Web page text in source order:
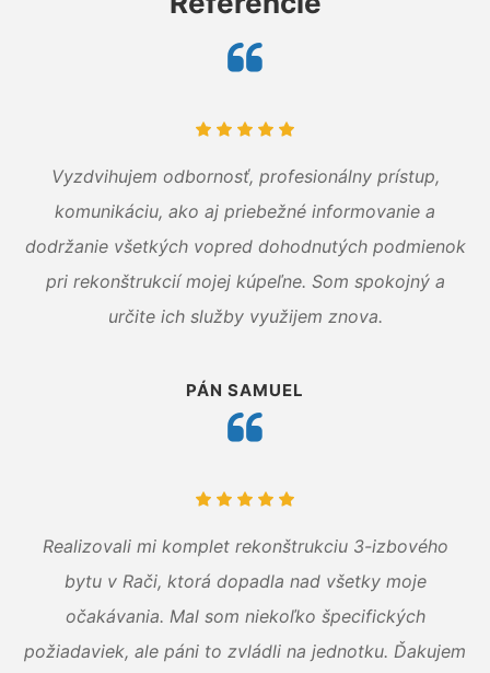
Vyzdvihujem odbornosť, profesionálny prístup,
komunikáciu, ako aj priebežné informovanie a
dodržanie všetkých vopred dohodnutých podmienok
pri rekonštrukcií mojej kúpeľne. Som spokojný a
určite ich služby využijem znova.
PÁN SAMUEL
Realizovali mi komplet rekonštrukciu 3-izbového
bytu v Rači, ktorá dopadla nad všetky moje
očakávania. Mal som niekoľko špecifických
požiadaviek, ale páni to zvládli na jednotku. Ďakujem